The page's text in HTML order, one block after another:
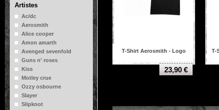
Artistes
Ac/dc
Aerosmith
Alice cooper
Amon amarth
Avenged sevenfold
Guns n' roses
Kiss
Motley crue
Ozzy osbourne
Slayer
Slipknot
T-Shirt Aerosmith - Logo
23,90 €
T-